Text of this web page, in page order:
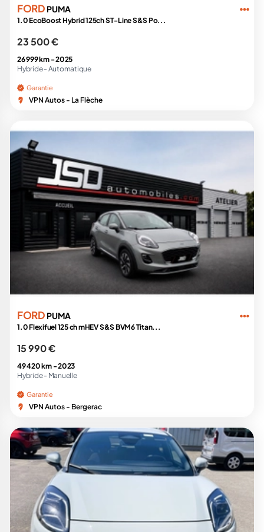
FORD PUMA
1.0 EcoBoost Hybrid 125ch ST-Line S&S Po...
23 500 €
26 999 km -2025
Hybride - Automatique
Garantie
VPN Autos - La Flèche
FORD PUMA
1.0 Flexifuel 125 ch mHEV S&S BVM6 Titan...
15 990 €
49 420 km -2023
Hybride - Manuelle
Garantie
VPN Autos - Bergerac